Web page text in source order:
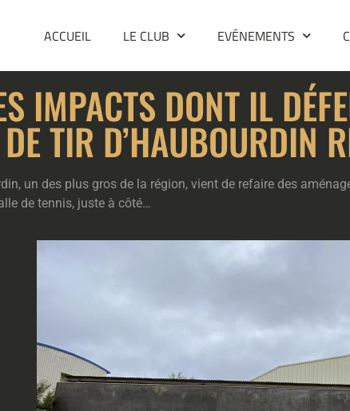
ACCUEIL LE CLUB EVÉNEMENTS
IMPACTS DONT IL
DE TIR D’HAUBOURDIN
un des plus gros de la région, vient de refaire des
de tennis, juste à côté…